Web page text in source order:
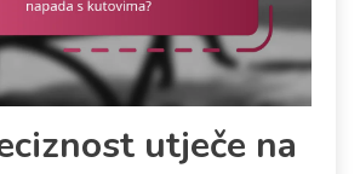
utječe na